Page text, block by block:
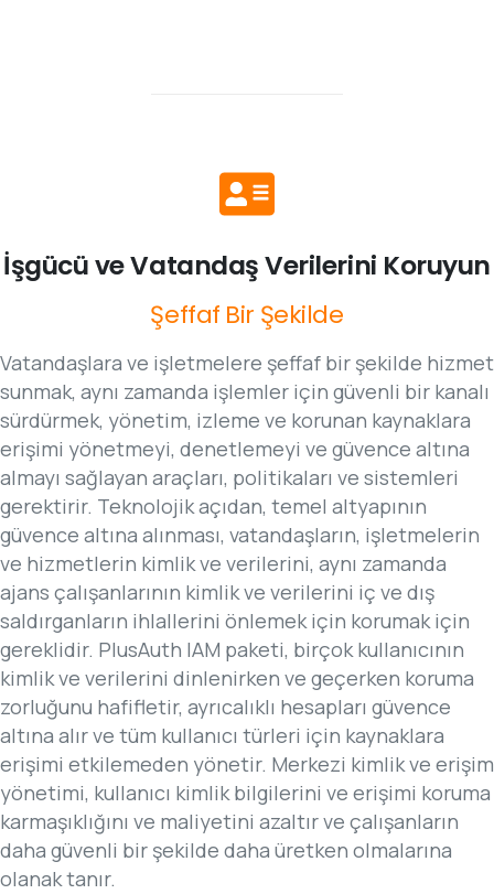
İşgücüveVatandaşVerilerini Koruyun
Şeffaf Bir Şekilde
Vatandaşlara ve işletmelere şeffaf bir şekilde hizmet
sunmak, aynı zamanda işlemler için güvenli bir kanalı
sürdürmek, yönetim, izleme ve korunan kaynaklara
erişimi yönetmeyi, denetlemeyi ve güvence altına
almayı sağlayan araçları, politikaları ve sistemleri
gerektirir. Teknolojik açıdan, temel altyapının
güvence altına alınması, vatandaşların, işletmelerin
ve hizmetlerin kimlik ve verilerini, aynı zamanda
ajans çalışanlarının kimlik ve verilerini iç ve dış
saldırganların ihlallerini önlemek için korumak için
gereklidir. PlusAuth IAM paketi, birçok kullanıcının
kimlik ve verilerini dinlenirken ve geçerken koruma
zorluğunu hafifletir, ayrıcalıklı hesapları güvence
altına alır ve tüm kullanıcı türleri için kaynaklara
erişimi etkilemeden yönetir. Merkezi kimlik ve erişim
yönetimi, kullanıcı kimlik bilgilerini ve erişimi koruma
karmaşıklığını ve maliyetini azaltır ve çalışanların
daha güvenli bir şekilde daha üretken olmalarına
olanak tanır.